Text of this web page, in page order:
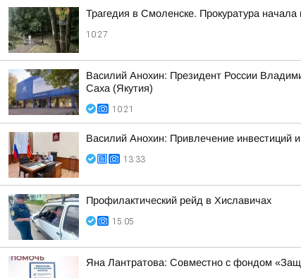
Трагедия в Смоленске. Прокуратура
10:27
Василий Анохин: Президент России
Саха (Якутия)
10:21
Василий Анохин: Привлечение инвестиций
13:33
Профилактический рейд в Хиславичах
15:05
Яна Лантратова: Совместно с фондом